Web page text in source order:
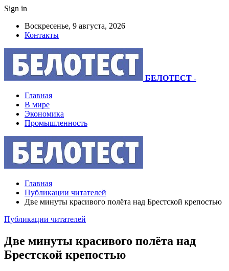
Sign in
Воскресенье, 9 августа, 2026
Контакты
БЕЛОТЕСТ -
Главная
В мире
Экономика
Промышленность
Главная
Публикации читателей
Две минуты красивого полёта над Брестской крепостью
Публикации читателей
Две минуты красивого полёта над
Брестской крепостью